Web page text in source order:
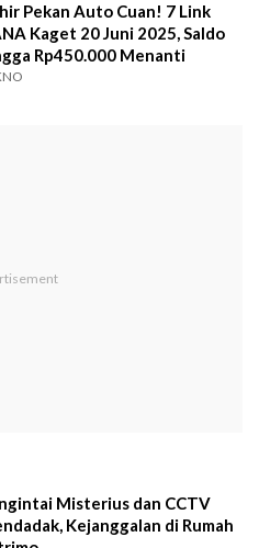
Pekan Auto Cuan! 7 Link
Kaget 20 Juni 2025, Saldo
Rp450.000 Menanti
Misterius dan CCTV
Kejanggalan di Rumah